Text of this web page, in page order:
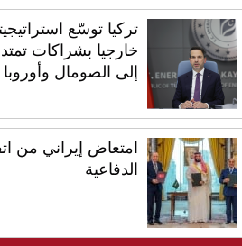
تركيا توسّع
خارجيا بشراكات
إلى الصومال وأوروبا
امتعاض إيراني من
الدفاعية